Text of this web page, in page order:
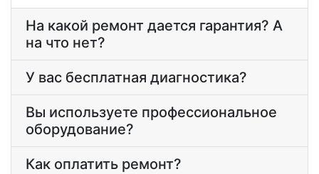
На какой ремонт дается гарантия? А
на что нет?
У вас бесплатная диагностика?
Вы используете профессиональное
оборудование?
Как оплатить ремонт?